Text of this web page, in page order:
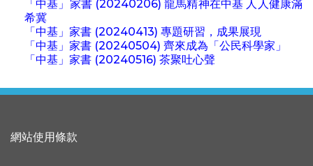
「中基」家書 (20240206) 龍馬精神在中基 人人健康滿
希冀
「中基」家書 (20240413) 專題研習，成果展現
「中基」家書 (20240504) 齊來成為「公民科學家」
「中基」家書 (20240516) 茶聚吐心聲
網站使用條款